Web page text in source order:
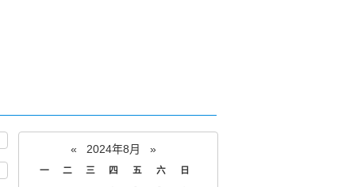
« 2024年8月 »
一 二 三 四 五 六 日